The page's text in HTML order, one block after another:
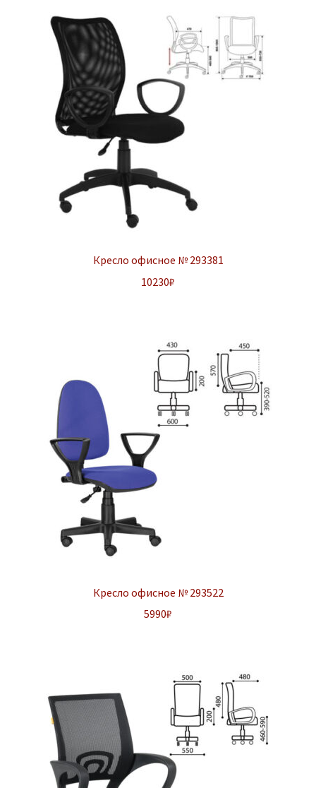
Кресло офисное № 293381
10230₽
Кресло офисное № 293522
5990₽